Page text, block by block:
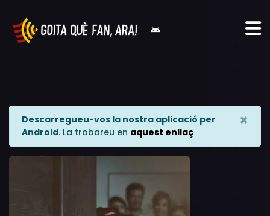
Descarregueu-vos la nostra aplicació per
Android. La trobareu en aquest enllaç
×